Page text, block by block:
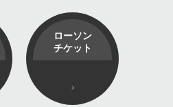
ローソン
チケット